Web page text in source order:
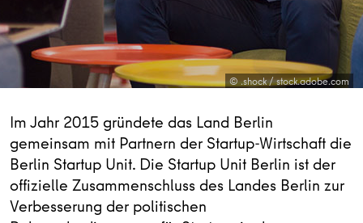
© .shock / stock.adobe.com
Im Jahr 2015 gründete das Land Berlin
gemeinsam mit Partnern der Startup-Wirtschaft die
Berlin Startup Unit. Die Startup Unit Berlin ist der
offizielle Zusammenschluss des Landes Berlin zur
Verbesserung der politischen